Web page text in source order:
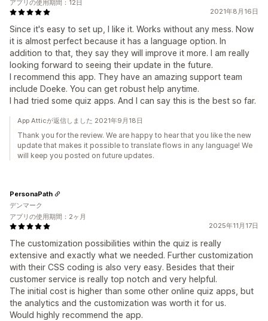
2021年8月16日
Since it's easy to set up, I like it. Works without any mess. Now
it is almost perfect because it has a language option. In
addition to that, they say they will improve it more. I am really
looking forward to seeing their update in the future.
I recommend this app. They have an amazing support team
include Doeke. You can get robust help anytime.
I had tried some quiz apps. And I can say this is the best so far.
アプリの使用期間：12日
App Atticが返信しました 2021年9月18日
Thank you for the review. We are happy to hear that you like the new
update that makes it possible to translate flows in any language! We
will keep you posted on future updates.
2025年11月17日
The customization possibilities within the quiz is really
extensive and exactly what we needed. Further customization
with their CSS coding is also very easy. Besides that their
customer service is really top notch and very helpful.
The initial cost is higher than some other online quiz apps, but
the analytics and the customization was worth it for us.
Would highly recommend the app.
PersonaPath
デンマーク
アプリの使用期間：2ヶ月